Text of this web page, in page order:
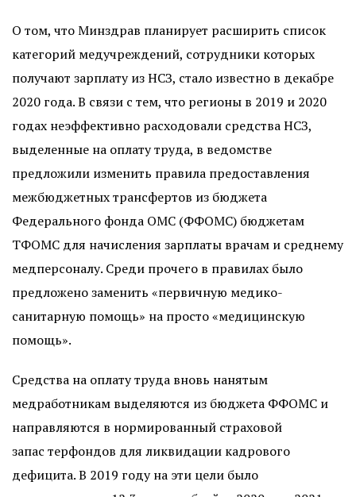
О том, что Минздрав планирует расширить список
категорий медучреждений, сотрудники которых
получают зарплату из НСЗ, стало известно в декабре
2020 года. В связи с тем, что регионы в 2019 и 2020
годах неэффективно расходовали средства НСЗ,
выделенные на оплату труда, в ведомстве
предложили изменить правила предоставления
межбюджетных трансфертов из бюджета
Федерального фонда ОМС (ФФОМС) бюджетам
ТФОМС для начисления зарплаты врачам и среднему
медперсоналу. Среди прочего в правилах было
предложено заменить «первичную медико-
санитарную помощь» на просто «медицинскую
помощь».
Средства на оплату труда вновь нанятым
медработникам выделяются из бюджета ФФОМС и
направляются в нормированный страховой
запас терфондов для ликвидации кадрового
дефицита. В 2019 году на эти цели было